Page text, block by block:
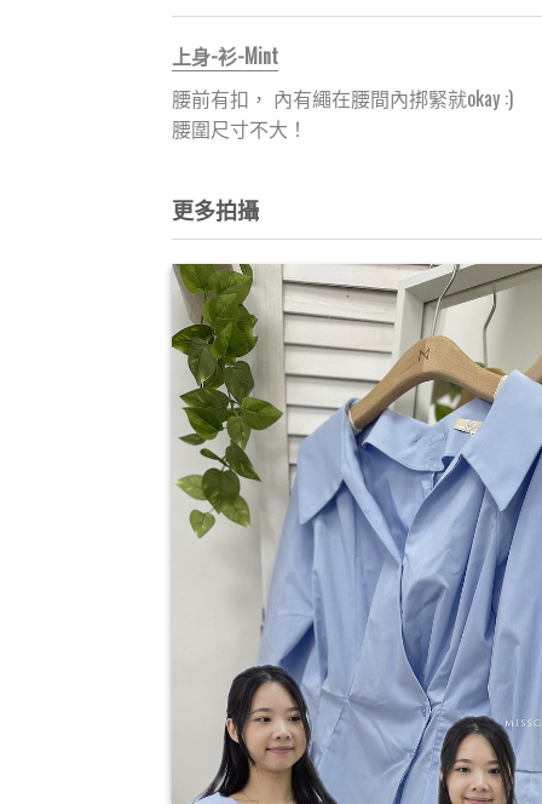
上身-衫-Mint
腰前有扣， 內有繩在腰間內挷緊就okay :)
腰圍尺寸不大！
更多拍攝